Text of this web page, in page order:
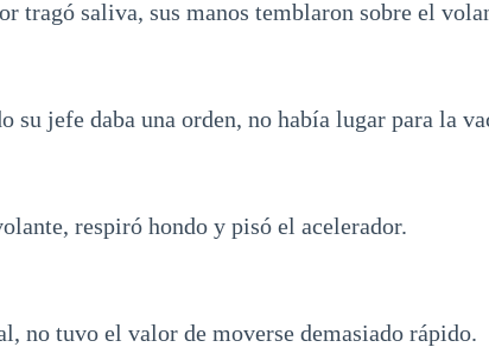
tragó saliva, sus manos temblaron sobre el
su jefe daba una orden, no había lugar para la
respiró hondo y pisó el acelerador.
no tuvo el valor de moverse demasiado rápido.